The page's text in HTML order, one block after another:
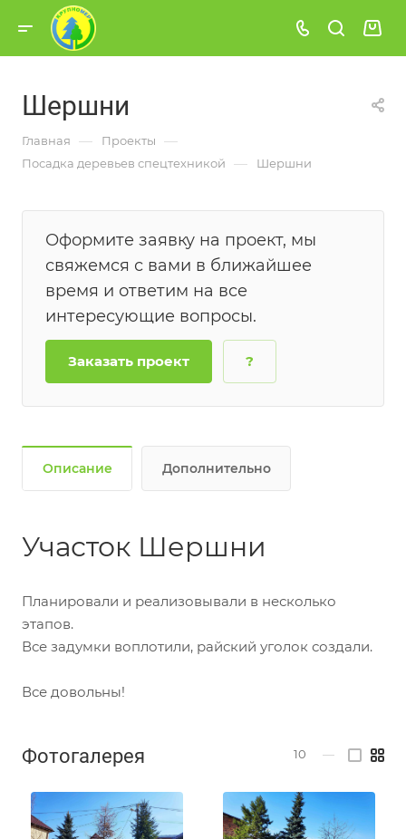
Шершни
Главная — Проекты —
Посадка деревьев спецтехникой — Шершни
Оформите заявку на проект, мы
свяжемся с вами в ближайшее
время и ответим на все
интересующие вопросы.
Заказать проект ?
Описание Дополнительно
Участок Шершни
Планировали и реализовывали в несколько
этапов.
Все задумки воплотили, райский уголок создали.
Все довольны!
Фотогалерея 10 —